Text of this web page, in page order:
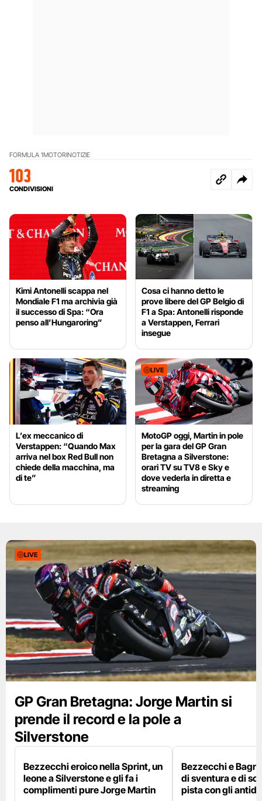
FORMULA 1MOTORINOTIZIE
103
CONDIVISIONI
Kimi Antonelli scappa nel
Mondiale F1 ma archivia già
il successo di Spa: “Ora
penso all’Hungaroring”
Cosa ci hanno detto le
prove libere del GP Belgio di
F1 a Spa: Antonelli risponde
a Verstappen, Ferrari
insegue
L’ex meccanico di
Verstappen: “Quando Max
arriva nel box Red Bull non
chiede della macchina, ma
di te”
LIVE
MotoGP oggi, Martin in pole
per la gara del GP Gran
Bretagna a Silverstone:
orari TV su TV8 e Sky e
dove vederla in diretta e
streaming
LIVE
GP Gran Bretagna: Jorge Martin si
prende il record e la pole a
Silverstone
Bezzecchi eroico nella Sprint, un
leone a Silverstone e gli fa i
complimenti pure Jorge Martin
Bezzecchi e
di sventura e di
pista con gli